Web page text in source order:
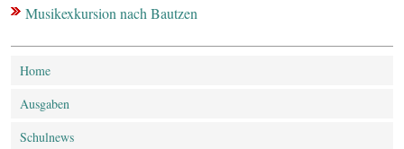
Musikexkursion nach Bautzen
Home
Ausgaben
Schulnews